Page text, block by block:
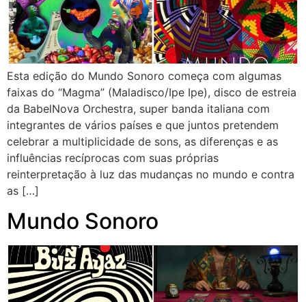
Esta edição do Mundo Sonoro começa com algumas
faixas do “Magma” (Maladisco/Ipe Ipe), disco de estreia
da BabelNova Orchestra, super banda italiana com
integrantes de vários países e que juntos pretendem
celebrar a multiplicidade de sons, as diferenças e as
influências recíprocas com suas próprias
reinterpretação à luz das mudanças no mundo e contra
as […]
Mundo Sonoro